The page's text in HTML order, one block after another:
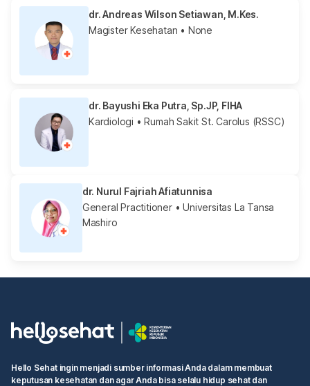
dr. Andreas Wilson Setiawan, M.Kes.
Magister Kesehatan • None
dr. Bayushi Eka Putra, Sp.JP, FIHA
Kardiologi • Rumah Sakit St. Carolus (RSSC)
dr. Nurul Fajriah Afiatunnisa
General Practitioner• Universitas La Tansa
Mashiro
Hello Sehat ingin menjadi sumber informasi Anda dalam membuat
keputusan kesehatan dan agar Anda bisa selalu hidup sehat dan